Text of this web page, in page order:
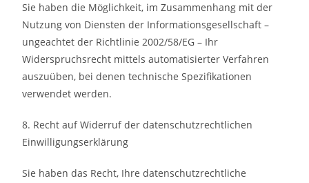
Sie haben die Möglichkeit, im Zusammenhang mit der
Nutzung von Diensten der Informationsgesellschaft –
ungeachtet der Richtlinie 2002/58/EG – Ihr
Widerspruchsrecht mittels automatisierter Verfahren
auszuüben, bei denen technische Spezifikationen
verwendet werden.
8. Recht auf Widerruf der datenschutzrechtlichen
Einwilligungserklärung
Sie haben das Recht, Ihre datenschutzrechtliche